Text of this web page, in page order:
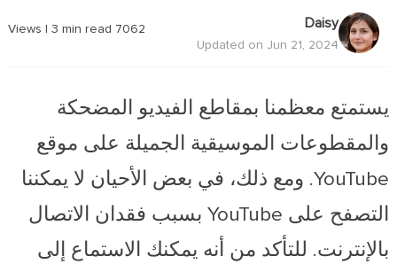
Daisy
Updated on Jun 21, 2024
7062
| 3 min read
يستمتع معظمنا بمقاطع الفيديو المضحكة
والمقطوعات الموسيقية الجميلة على موقع
YouTube. ومع ذلك، في بعض الأحيان لا يمكننا
التصفح على YouTube بسبب فقدان الاتصال
بالإنترنت. للتأكد من أنه يمكنك الاستماع إلى